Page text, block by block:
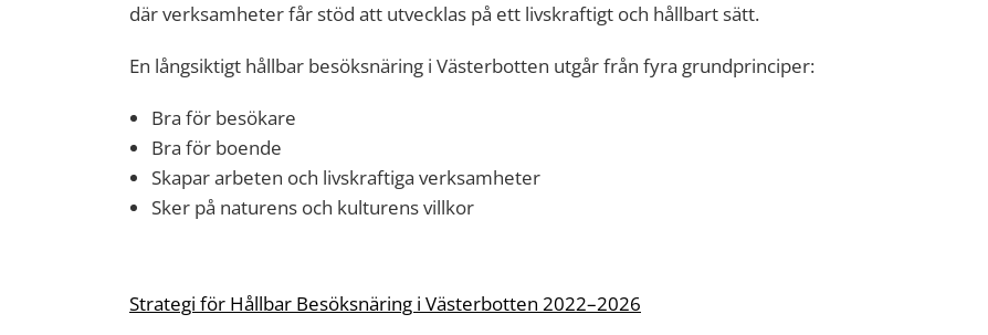
där verksamheter får stöd att utvecklas på ett livskraftigt och hållbart sätt.
En långsiktigt hållbar besöksnäring i Västerbotten utgår från fyra grundprinciper:
Bra för besökare
Bra för boende
Skapar arbeten och livskraftiga verksamheter
Sker på naturens och kulturens villkor
Strategi för Hållbar Besöksnäring i Västerbotten 2022–2026